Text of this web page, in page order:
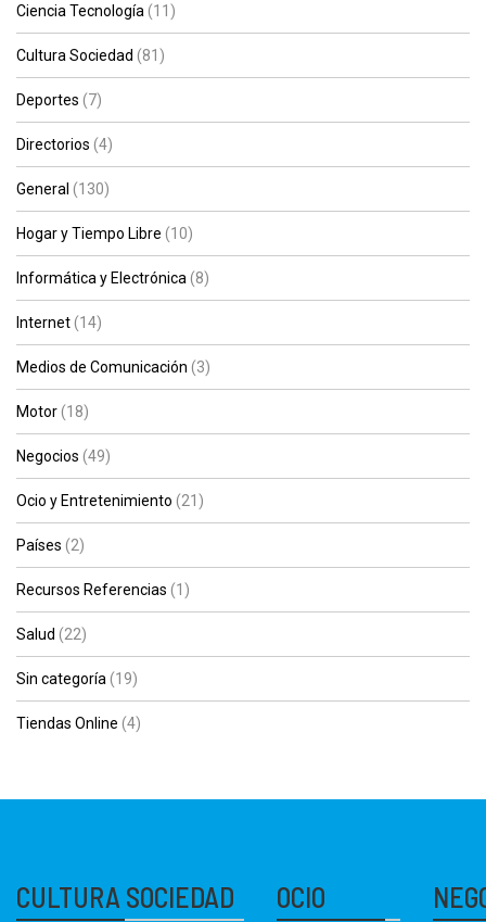
Ciencia Tecnología (11)
Cultura Sociedad (81)
Deportes (7)
Directorios (4)
General (130)
Hogar y Tiempo Libre (10)
Informática y Electrónica (8)
Internet(14)
Medios de Comunicación (3)
Motor(18)
Negocios (49)
Ocio y Entretenimiento (21)
Países (2)
Recursos Referencias (1)
Salud (22)
Sin categoría (19)
Tiendas Online (4)
CULTURA SOCIEDAD OCIO